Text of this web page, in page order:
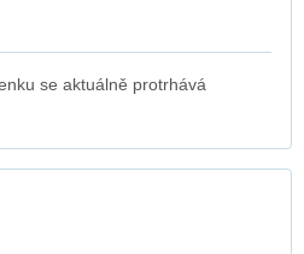
se aktuálně protrhává